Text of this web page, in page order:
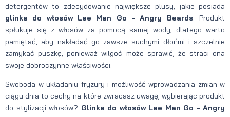
detergentów to zdecydowanie największe plusy, jakie posiada
glinka do włosów Lee Man Go - Angry Beards. Produkt
spłukuje się z włosów za pomocą samej wody, dlatego warto
pamiętać, aby nakładać go zawsze suchymi dłońmi i szczelnie
zamykać puszkę, ponieważ wilgoć może sprawić, że straci ona
swoje dobroczynne właściwości.
Swoboda w układaniu fryzury i możliwość wprowadzania zmian w
ciągu dnia to cechy na które zwracasz uwagę, wybierając produkt
do stylizacji włosów? Glinka do włosów Lee Man Go - Angry